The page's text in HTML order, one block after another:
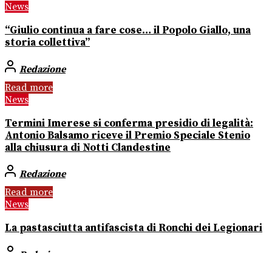
News
“Giulio continua a fare cose… il Popolo Giallo, una
storia collettiva”
Redazione
Read more
News
Termini Imerese si conferma presidio di legalità:
Antonio Balsamo riceve il Premio Speciale Stenio
alla chiusura di Notti Clandestine
Redazione
Read more
News
La pastasciutta antifascista di Ronchi dei Legionari